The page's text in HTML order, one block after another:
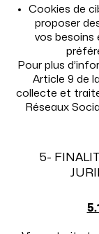
Cookies de
proposer
vos
Pour plus
Article 9 de
collecte et
Réseaux
5-